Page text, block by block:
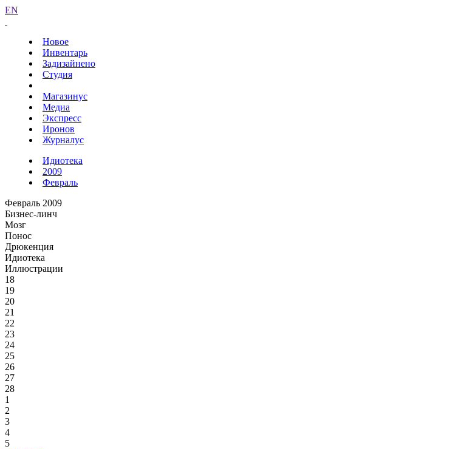
EN
Новое
Инвентарь
Задизайнено
Студия
Магазинус
Медиа
Экспресс
Иронов
Журналус
Идиотека
2009
Февраль
Февраль 2009
Бизнес-линч
Мозг
Понос
Дрюкенция
Идиотека
Иллюстрации
18
19
20
21
22
23
24
25
26
27
28
1
2
3
4
5